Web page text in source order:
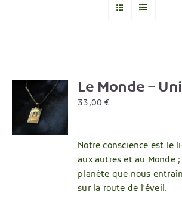
Le Monde –
33,00€
Notre conscience est le
aux autres et au Monde
planète que nous
sur la route de l'éveil.